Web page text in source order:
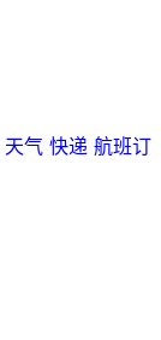
天气 快递 航班订